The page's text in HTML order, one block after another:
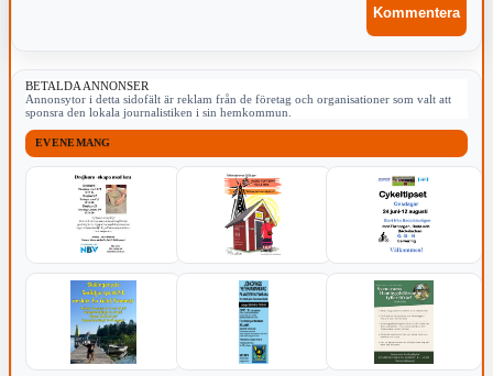
BETALDA ANNONSER
Annonsytor i detta sidofält är reklam från de företag och organisationer som valt att
sponsra den lokala journalistiken i sin hemkommun.
EVENEMANG